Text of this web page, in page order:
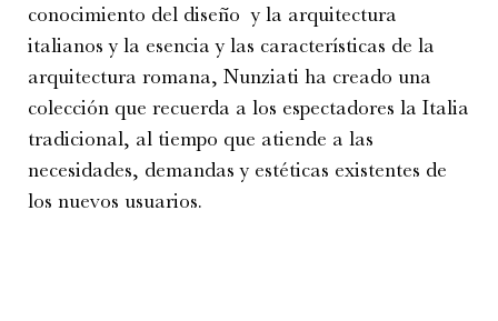
conocimiento del diseño y la arquitectura
italianos y la esencia y las características de la
arquitectura romana, Nunziati ha creado una
colección que recuerda a los espectadores la Italia
tradicional, al tiempo que atiende a las
necesidades, demandas y estéticas existentes de
los nuevos usuarios.